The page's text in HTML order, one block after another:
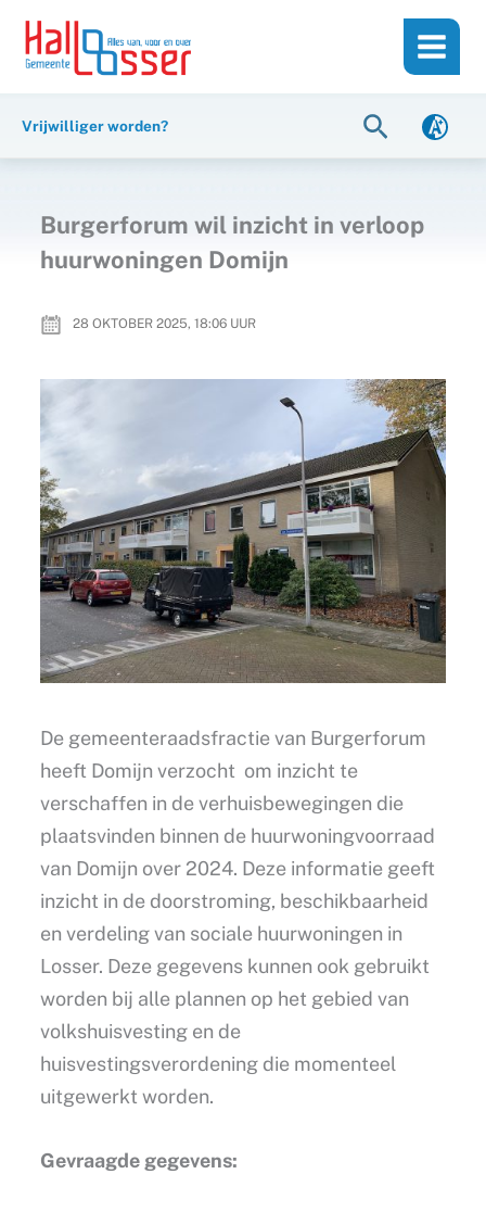
inhoud
naar
Vrijwilliger worden? Zoeken
Burgerforum wil inzicht in verloop
huurwoningen Domijn
28 OKTOBER 2025, 18:06UUR
De gemeenteraadsfractie van Burgerforum
heeft Domijn verzocht om inzicht te
verschaffen in de verhuisbewegingen die
plaatsvinden binnen de huurwoningvoorraad
van Domijn over 2024. Deze informatie geeft
inzicht in de doorstroming, beschikbaarheid
en verdeling van sociale huurwoningen in
Losser. Deze gegevens kunnen ook gebruikt
worden bij alle plannen op het gebied van
volkshuisvesting en de
huisvestingsverordening die momenteel
uitgewerkt worden.
Gevraagde gegevens: